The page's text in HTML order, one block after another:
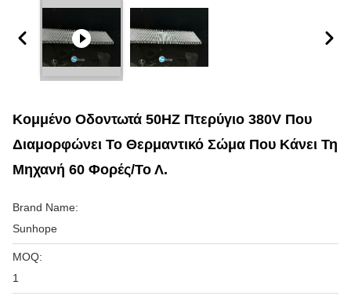
Κομμένο Οδοντωτά 50HZ Πτερύγιο 380V Που
Διαμορφώνει Το Θερμαντικό Σώμα Που Κάνει Τη
Μηχανή 60 Φορές/το Λ.
Brand Name:
Sunhope
MOQ:
1